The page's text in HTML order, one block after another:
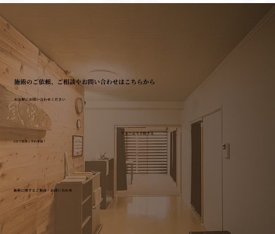
施術のご依頼、ご相談やお問い合わせはこちらから
お気軽にお問い合わせください
フォームで予約する
3分で簡単に予約申請！
施術に関するご相談・お問い合わせ